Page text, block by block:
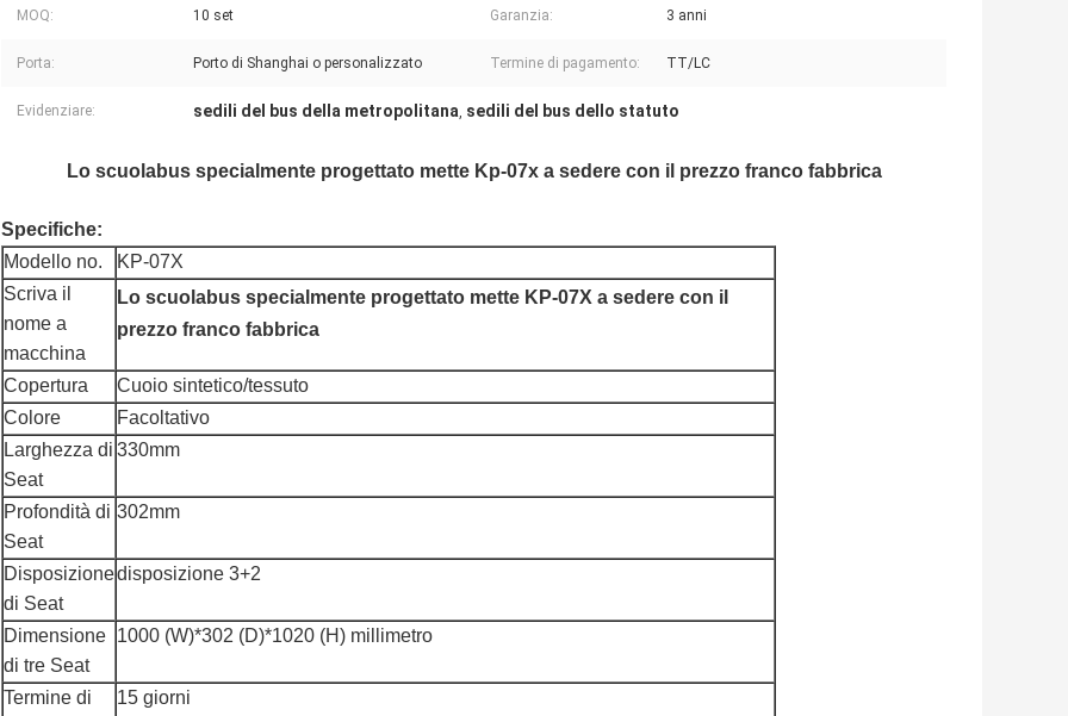
MOQ: 10 set Garanzia: 3 anni
Porta: Porto di Shanghai o personalizzato Termine di pagamento: TT/LC
Evidenziare: sedili del bus della metropolitana, sedili del bus dello statuto
Lo scuolabus specialmente progettato mette Kp-07x a sedere con il prezzo franco fabbrica
Specifiche:
Modello no.
KP-07X
Scriva il
nome a
macchina
Lo scuolabus specialmente progettato mette KP-07X a sedere con il
prezzo franco fabbrica
Copertura
Cuoio sintetico/tessuto
Colore
Facoltativo
Larghezza di
Seat
330mm
Profondità di
Seat
302mm
Disposizione
di Seat
disposizione 3+2
Dimensione
di tre Seat
1000 (W)*302 (D)*1020 (H) millimetro
Termine di
15 giorni